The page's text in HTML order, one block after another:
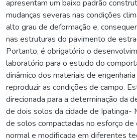
apresentam um baixo padrão
mudanças severas nas condições
alto grau de deformação e,
nas estruturas do pavimento de
Portanto, é obrigatório o
laboratório para o estudo do
dinâmico dos materiais de
reproduzir as condições de campo.
direcionada para a determinação da
de dois solos da cidade de Ipatinga-
de solos compactadas no esforço
normal e modificada em diferentes